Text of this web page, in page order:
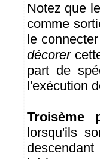
Notez que
comme
le
décorer
part de
l'exécution
Troisème
lorsqu'ils
descendant